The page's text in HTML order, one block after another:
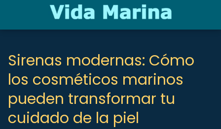
Sirenas modernas: Cómo
los cosméticos marinos
pueden transformar tu
cuidado de la piel